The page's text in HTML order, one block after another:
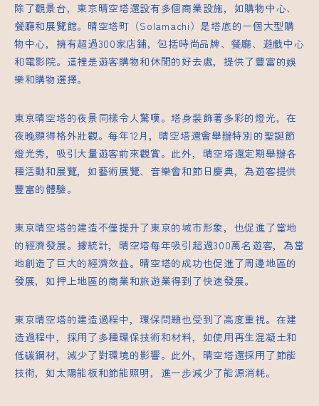
除了觀景台，東京晴空塔還設有多個商業設施，如購物中心、
餐廳和展覽館。晴空塔町（Solamachi）是塔底的一個大型購
物中心，擁有超過300家店鋪，包括時尚品牌、餐廳、遊戲中心
和電影院。這裡是遊客購物和休閒的好去處，提供了豐富的娛
樂和購物選擇。
東京晴空塔的夜景同樣令人驚嘆。塔身裝飾著多彩的燈光，在
夜晚顯得格外壯觀。每年12月，晴空塔還會舉辦特別的聖誕節
燈光秀，吸引大量遊客前來觀賞。此外，晴空塔還定期舉辦各
種活動和展覽，如藝術展覽、音樂會和節日慶典，為遊客提供
豐富的體驗。
東京晴空塔的建造不僅提升了東京的城市形象，也促進了當地
的經濟發展。據統計，晴空塔每年吸引超過300萬名遊客，為當
地創造了巨大的經濟效益。晴空塔的成功也促進了周邊地區的
發展，如押上地區的商業和旅遊業得到了快速發展。
東京晴空塔的建造過程中，環保問題也受到了高度重視。在建
造過程中，採用了多種環保技術和材料，如使用再生混凝土和
低碳鋼材，減少了對環境的影響。此外，晴空塔還採用了節能
技術，如太陽能板和節能照明，進一步減少了能源消耗。